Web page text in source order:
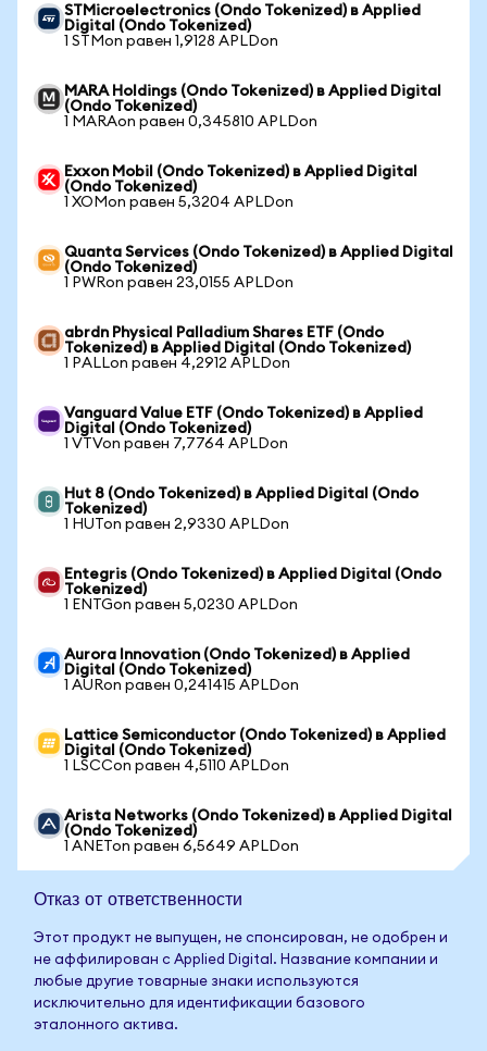
STMicroelectronics (Ondo Tokenized) в Applied
Digital (Ondo Tokenized)
1 STMon равен 1,9128 APLDon
MARA Holdings (Ondo Tokenized) в Applied Digital
(Ondo Tokenized)
1 MARAon равен 0,345810 APLDon
Exxon Mobil (Ondo Tokenized) в Applied Digital
(Ondo Tokenized)
1 XOMon равен 5,3204 APLDon
Quanta Services (Ondo Tokenized) в Applied Digital
(Ondo Tokenized)
1 PWRon равен 23,0155 APLDon
abrdn Physical Palladium Shares ETF (Ondo
Tokenized) в Applied Digital (Ondo Tokenized)
1 PALLon равен 4,2912 APLDon
Vanguard Value ETF (Ondo Tokenized) в Applied
Digital (Ondo Tokenized)
1 VTVon равен 7,7764 APLDon
Hut 8 (Ondo Tokenized) в Applied Digital (Ondo
Tokenized)
1 HUTon равен 2,9330 APLDon
Entegris (Ondo Tokenized) в Applied Digital (Ondo
Tokenized)
1 ENTGon равен 5,0230 APLDon
Aurora Innovation (Ondo Tokenized) в Applied
Digital (Ondo Tokenized)
1 AURon равен 0,241415 APLDon
Lattice Semiconductor (Ondo Tokenized) в Applied
Digital (Ondo Tokenized)
1 LSCCon равен 4,5110 APLDon
Arista Networks (Ondo Tokenized) в Applied Digital
(Ondo Tokenized)
1 ANETon равен 6,5649 APLDon
Отказ от ответственности
Этот продукт не выпущен, не спонсирован, не одобрен и
не аффилирован с Applied Digital. Название компании и
любые другие товарные знаки используются
исключительно для идентификации базового
эталонного актива.